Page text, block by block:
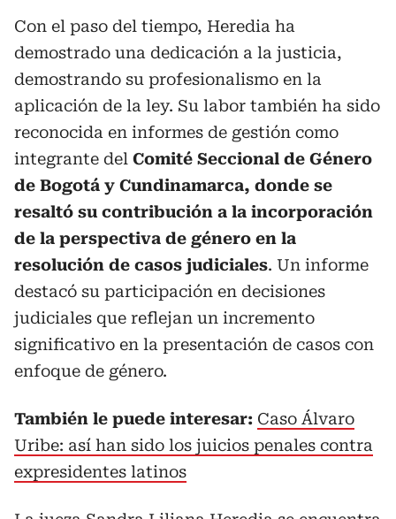
Con el paso del tiempo, Heredia ha
demostrado una dedicación a la justicia,
demostrando su profesionalismo en la
aplicación de la ley. Su labor también ha sido
reconocida en informes de gestión como
integrante del Comité Seccional de Género
de Bogotá y Cundinamarca, donde se
resaltó su contribución a la incorporación
de la perspectiva de género en la
resolución de casos judiciales. Un informe
destacó su participación en decisiones
judiciales que reflejan un incremento
significativo en la presentación de casos con
enfoque de género.
También le puede interesar: Caso Álvaro
Uribe: así han sido los juicios penales contra
expresidentes latinos